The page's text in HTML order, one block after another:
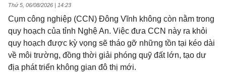
Thứ 5, 06/08/2026 | 14:23
Cụm công nghiệp (CCN) Đông Vĩnh không còn nằm trong
quy hoạch của tỉnh Nghệ An. Việc đưa CCN này ra khỏi
quy hoạch được kỳ vọng sẽ tháo gỡ những tồn tại kéo dài
về môi trường, đồng thời giải phóng quỹ đất lớn, tạo dư
địa phát triển không gian đô thị mới.